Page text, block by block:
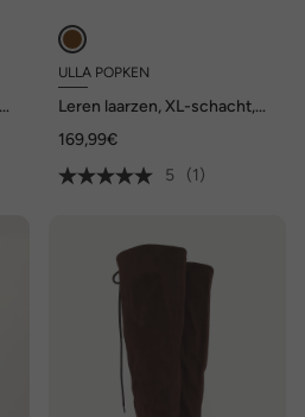
ULLA POPKEN
Leren laarzen, XL-schacht,
169,99€
5
(1)